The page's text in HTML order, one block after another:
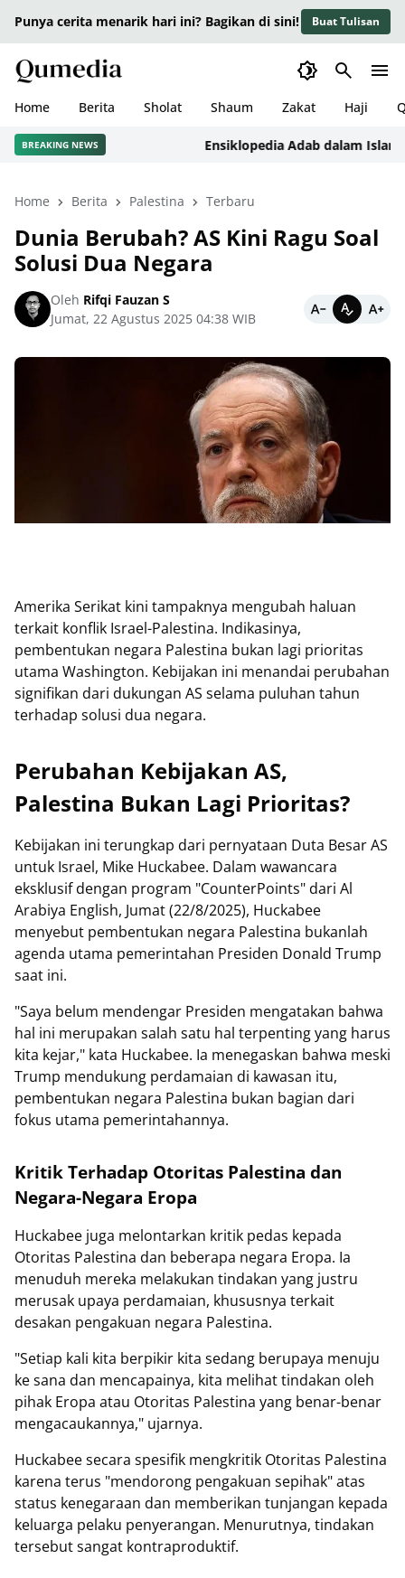
Punya cerita menarik hari ini? Bagikan di sini! Buat Tulisan
Home Berita Sholat Shaum Zakat Haji
BREAKING NEWS Ensiklopedia Adab dalam Islam:
Home Berita Palestina Terbaru
Dunia Berubah? AS Kini Ragu Soal
Solusi Dua Negara
Oleh Rifqi Fauzan S
Jumat, 22 Agustus 2025 04:38 WIB
Amerika Serikat kini tampaknya mengubah haluan
terkait konflik Israel-Palestina. Indikasinya,
pembentukan negara Palestina bukan lagi prioritas
utama Washington. Kebijakan ini menandai perubahan
signifikan dari dukungan AS selama puluhan tahun
terhadap solusi dua negara.
Perubahan Kebijakan AS,
Palestina Bukan Lagi Prioritas?
Kebijakan ini terungkap dari pernyataan Duta Besar AS
untuk Israel, Mike Huckabee. Dalam wawancara
eksklusif dengan program "CounterPoints" dari Al
Arabiya English, Jumat (22/8/2025), Huckabee
menyebut pembentukan negara Palestina bukanlah
agenda utama pemerintahan Presiden Donald Trump
saat ini.
"Saya belum mendengar Presiden mengatakan bahwa
hal ini merupakan salah satu hal terpenting yang harus
kita kejar," kata Huckabee. Ia menegaskan bahwa meski
Trump mendukung perdamaian di kawasan itu,
pembentukan negara Palestina bukan bagian dari
fokus utama pemerintahannya.
Kritik Terhadap Otoritas Palestina dan
Negara-Negara Eropa
Huckabee juga melontarkan kritik pedas kepada
Otoritas Palestina dan beberapa negara Eropa. Ia
menuduh mereka melakukan tindakan yang justru
merusak upaya perdamaian, khususnya terkait
desakan pengakuan negara Palestina.
"Setiap kali kita berpikir kita sedang berupaya menuju
ke sana dan mencapainya, kita melihat tindakan oleh
pihak Eropa atau Otoritas Palestina yang benar-benar
mengacaukannya," ujarnya.
Huckabee secara spesifik mengkritik Otoritas Palestina
karena terus "mendorong pengakuan sepihak" atas
status kenegaraan dan memberikan tunjangan kepada
keluarga pelaku penyerangan. Menurutnya, tindakan
tersebut sangat kontraproduktif.